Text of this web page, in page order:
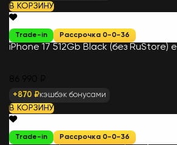
В КОРЗИНУ
Trade-in Рассрочка 0-0-36
iPhone 17 512Gb Black (без RuStore)
+870 ₽кэшбэк бонусами
В КОРЗИНУ
Trade-in Рассрочка 0-0-36